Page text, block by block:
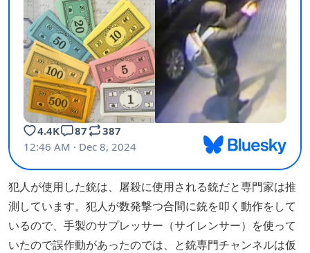
犯人が使用した銃は、屠殺に使用される銃だと専門家は推
測しています。犯人が数発撃つ合間に銃を叩く動作をして
いるので、手製のサプレッサー（サイレンサー）を使って
いたので誤作動があったのでは、と銃専門チャンネルは仮